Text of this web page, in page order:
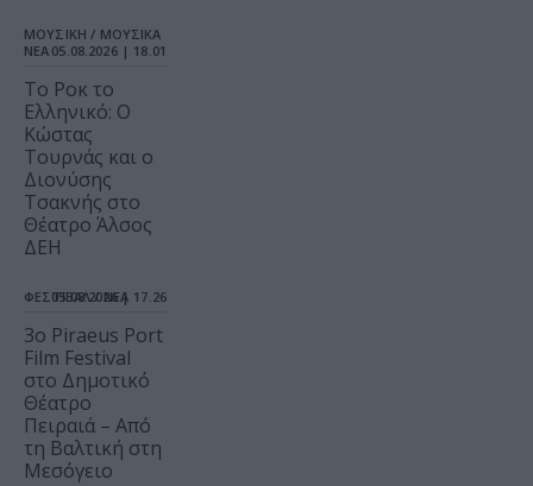
ΜΟΥΣΙΚΗ / ΜΟΥΣΙΚΑ
ΝΕΑ 05.08.2026 | 18.01
Το Ροκ το
Ελληνικό: Ο
Κώστας
Τουρνάς και ο
Διονύσης
Τσακνής στο
Θέατρο Άλσος
ΔΕΗ
ΦΕΣΤΙΒΑΛ / ΝΕΑ
05.08.2026 | 17.26
3o Piraeus Port
Film Festival
στο Δημοτικό
Θέατρο
Πειραιά – Από
τη Βαλτική στη
Μεσόγειο